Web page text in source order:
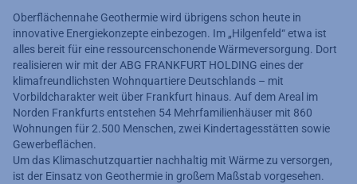
Oberflächennahe Geothermie wird übrigens schon heute in
innovative Energiekonzepte einbezogen. Im „Hilgenfeld“ etwa ist
alles bereit für eine ressourcenschonende Wärmeversorgung. Dort
realisieren wir mit der ABG FRANKFURT HOLDING eines der
klimafreundlichsten Wohnquartiere Deutschlands – mit
Vorbildcharakter weit über Frankfurt hinaus. Auf dem Areal im
Norden Frankfurts entstehen 54 Mehrfamilienhäuser mit 860
Wohnungen für 2.500 Menschen, zwei Kindertagesstätten sowie
Gewerbeflächen.
Um das Klimaschutzquartier nachhaltig mit Wärme zu versorgen,
ist der Einsatz von Geothermie in großem Maßstab vorgesehen.